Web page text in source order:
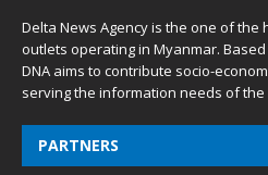
Delta News Agency is the one of
outlets operating in Myanmar.
DNA aims to contribute socio-
serving the information needs of the
PARTNERS